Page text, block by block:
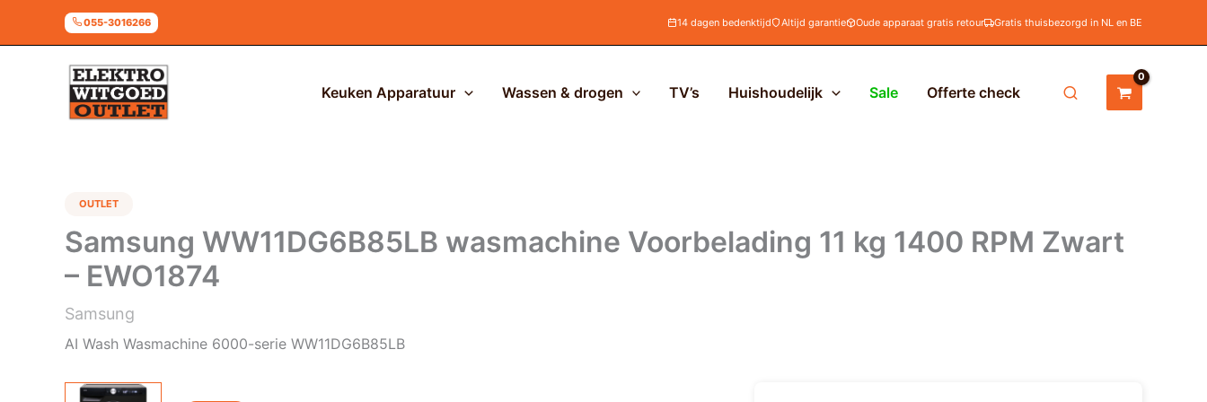
de
055-3016266 14 dagen bedenktijd Altijd garantie Oude apparaat gratis retour Gratis thuisbezorgd in NL en BE
Keuken Apparatuur Wassen & drogen TV’s Huishoudelijk Sale Offerte check
OUTLET
Samsung WW11DG6B85LB wasmachine Voorbelading 11 kg 1400 RPM Zwart
– EWO1874
Samsung
AI Wash Wasmachine 6000-serie WW11DG6B85LB